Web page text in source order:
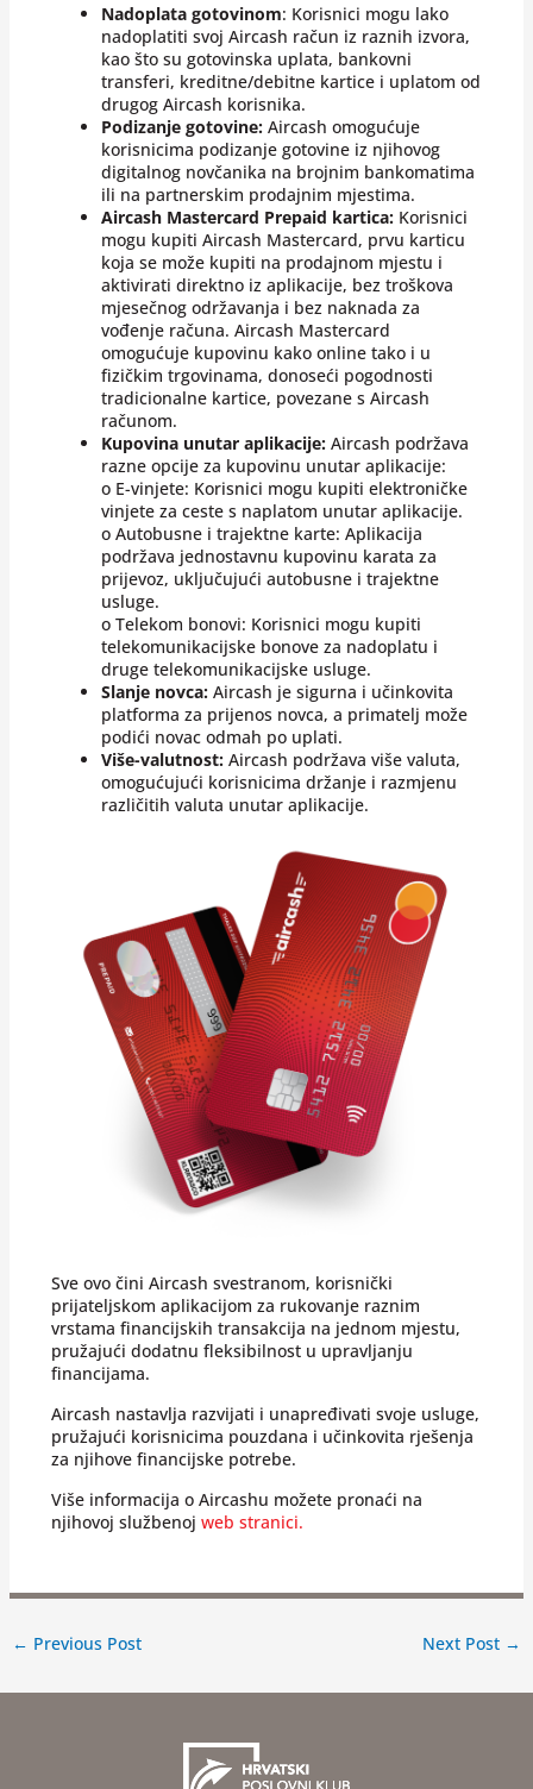
Nadoplata gotovinom: Korisnici mogu lako
nadoplatiti svoj Aircash račun iz raznih izvora,
kao što su gotovinska uplata, bankovni
transferi, kreditne/debitne kartice i uplatom od
drugog Aircash korisnika.
Podizanje gotovine: Aircash omogućuje
korisnicima podizanje gotovine iz njihovog
digitalnog novčanika na brojnim bankomatima
ili na partnerskim prodajnim mjestima.
Aircash Mastercard Prepaid kartica:Korisnici
mogu kupiti Aircash Mastercard, prvu karticu
koja se može kupiti na prodajnom mjestu i
aktivirati direktno iz aplikacije, bez troškova
mjesečnog održavanja i bez naknada za
vođenje računa. Aircash Mastercard
omogućuje kupovinu kako online tako i u
fizičkim trgovinama, donoseći pogodnosti
tradicionalne kartice, povezane s Aircash
računom.
Kupovina unutar aplikacije:Aircash podržava
razne opcije za kupovinu unutar aplikacije:
o E-vinjete: Korisnici mogu kupiti elektroničke
vinjete za ceste s naplatom unutar aplikacije.
o Autobusne i trajektne karte: Aplikacija
podržava jednostavnu kupovinu karata za
prijevoz, uključujući autobusne i trajektne
usluge.
o Telekom bonovi: Korisnici mogu kupiti
telekomunikacijske bonove za nadoplatu i
druge telekomunikacijske usluge.
Slanje novca:Aircash je sigurna i učinkovita
platforma za prijenos novca, a primatelj može
podići novac odmah po uplati.
Više-valutnost:Aircash podržava više valuta,
omogućujući korisnicima držanje i razmjenu
različitih valuta unutar aplikacije.
Sve ovo čini Aircash svestranom, korisnički
prijateljskom aplikacijom za rukovanje raznim
vrstama financijskih transakcija na jednom mjestu,
pružajući dodatnu fleksibilnost u upravljanju
financijama.
Aircash nastavlja razvijati i unapređivati svoje usluge,
pružajući korisnicima pouzdana i učinkovita rješenja
za njihove financijske potrebe.
Više informacija o Aircashu možete pronaći na
njihovoj službenoj web stranici.
← Previous Post Next Post →